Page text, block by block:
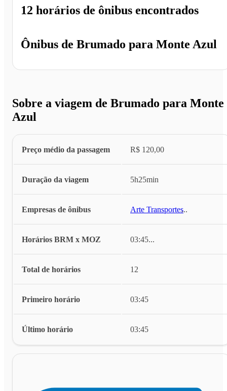
Ônibus de Brumado para Monte Azul
12 horários de ônibus encontrados
Sobre a viagem de Brumado para Monte
Azul
Preço médio da passagem R$ 120,00
Duração da viagem 5h25min
Empresas de ônibus Arte Transportes...
Horários BRM x MOZ 03:45...
Total de horários 12
Primeiro horário 03:45
Último horário 03:45